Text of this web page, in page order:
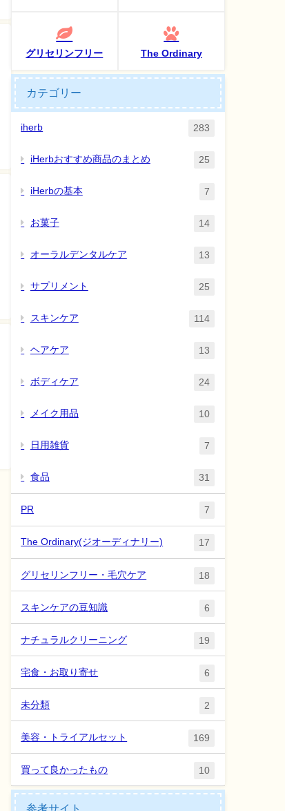
グリセリンフリー The Ordinary
カテゴリー
iherb 283
iHerbおすすめ商品のまとめ 25
iHerbの基本 7
お菓子 14
オーラルデンタルケア 13
サプリメント 25
スキンケア 114
ヘアケア 13
ボディケア 24
メイク用品 10
日用雑貨 7
食品 31
PR 7
The Ordinary(ジオーディナリー) 17
グリセリンフリー・毛穴ケア 18
スキンケアの豆知識 6
ナチュラルクリーニング 19
宅食・お取り寄せ 6
未分類 2
美容・トライアルセット 169
買って良かったもの 10
参考サイト